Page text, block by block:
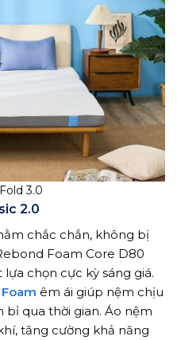
3.0
2.0
chắc chắn, không bị
Foam Core D80
lựa chọn cực kỳ sáng giá.
Foam êm ái giúp nệm chịu
bỉ qua thời gian. Áo nệm
tăng cường khả năng